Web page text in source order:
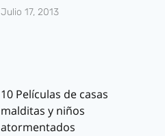
Julio 17, 2013
10 Películas de casas
malditas y niños
atormentados